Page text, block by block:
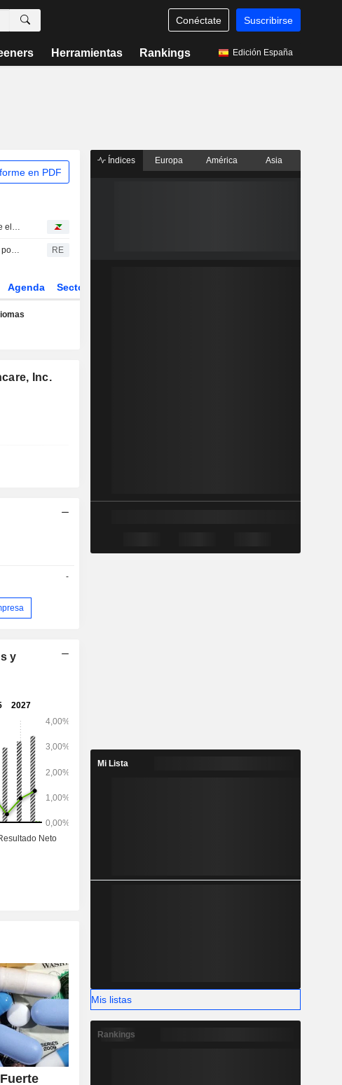
Conéctate Suscribirse
Herramientas Rankings Edición España
en PDF
Cuando el refino vale más que el crudo
Retirada una alerta publicada por error sobre la investigación de un bufete de abogados RE
Agenda Sector
Inc.
-
y
Índices Europa América Asia
Mi Lista
Mis listas
Rankings